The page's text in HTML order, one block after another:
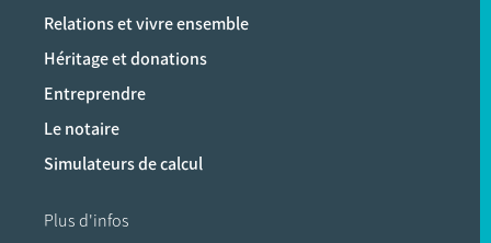
Relations et vivre ensemble
Héritage et donations
Entreprendre
Le notaire
Simulateurs de calcul
Plus d'infos